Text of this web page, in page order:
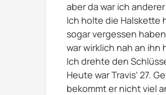
aber da war ich
Ich holte die Halskette
sogar vergessen
war wirklich nah an
Ich drehte den
Heute war Travis’ 27.
bekommt er nicht viel